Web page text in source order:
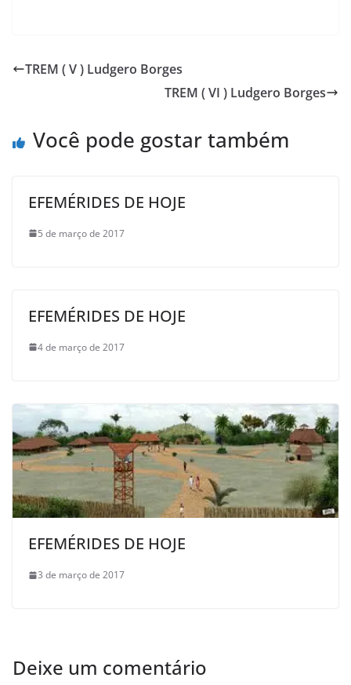
TREM ( V ) Ludgero Borges
TREM ( VI ) Ludgero Borges
Você pode gostar também
EFEMÉRIDES DE HOJE
5 de março de 2017
EFEMÉRIDES DE HOJE
4 de março de 2017
EFEMÉRIDES DE HOJE
3 de março de 2017
Deixe um comentário